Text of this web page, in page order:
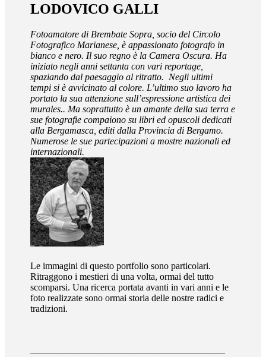
LODOVICO GALLI
Fotoamatore di Brembate Sopra, socio del Circolo
Fotografico Marianese, è appassionato fotografo in
bianco e nero. Il suo regno è la Camera Oscura. Ha
iniziato negli anni settanta con vari reportage,
spaziando dal paesaggio al ritratto. Negli ultimi
tempi si è avvicinato al colore. L’ultimo suo lavoro ha
portato la sua attenzione sull’espressione artistica dei
murales.. Ma soprattutto è un amante della sua terra e
sue fotografie compaiono su libri ed opuscoli dedicati
alla Bergamasca, editi dalla Provincia di Bergamo.
Numerose le sue partecipazioni a mostre nazionali ed
internazionali.
Le immagini di questo portfolio sono particolari.
Ritraggono i mestieri di una volta, ormai del tutto
scomparsi. Una ricerca portata avanti in vari anni e le
foto realizzate sono ormai storia delle nostre radici e
tradizioni.